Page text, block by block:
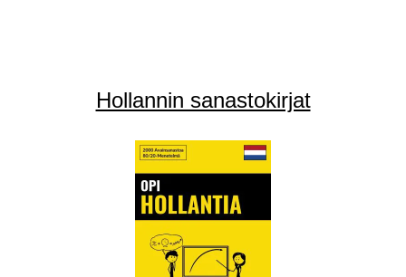
Hollannin sanastokirjat